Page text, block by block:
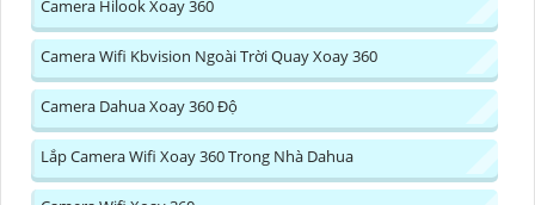
Camera Hilook Xoay 360
Camera Wifi Kbvision Ngoài Trời Quay Xoay 360
Camera Dahua Xoay 360 Độ
Lắp Camera Wifi Xoay 360 Trong Nhà Dahua